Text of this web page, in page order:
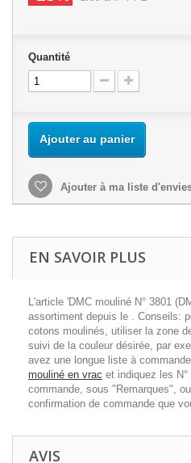
Quantité
Ajouter au panier
Ajouter à ma liste
EN SAVOIR PLUS
L'article 'DMC mouliné N° 3801
assortiment depuis le . Conseils:
cotons moulinés, utiliser la zone
suivi de la couleur désirée, par
avez une longue liste à
mouliné en vrac et indiquez les
commande, sous "Remarques",
confirmation de commande que
AVIS